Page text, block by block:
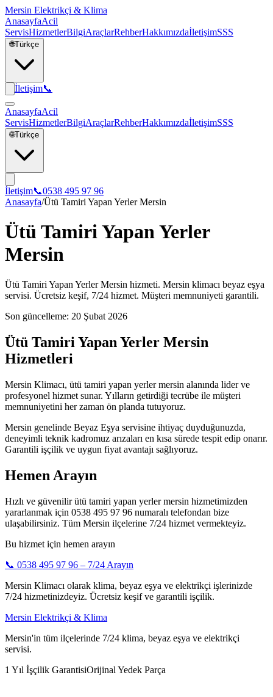
Mersin Elektrikçi & Klima
AnasayfaAcil
ServisHizmetlerBilgiAraçlarRehberHakkımızdaİletişimSSS
🌐Türkçe
İletişim📞
AnasayfaAcil
ServisHizmetlerBilgiAraçlarRehberHakkımızdaİletişimSSS
🌐Türkçe
İletişim📞0538 495 97 96
Anasayfa/Ütü Tamiri Yapan Yerler Mersin
Ütü Tamiri Yapan Yerler
Mersin
Ütü Tamiri Yapan Yerler Mersin hizmeti. Mersin klimacı beyaz eşya
servisi. Ücretsiz keşif, 7/24 hizmet. Müşteri memnuniyeti garantili.
Son güncelleme: 20 Şubat 2026
Ütü Tamiri Yapan Yerler Mersin
Hizmetleri
Mersin Klimacı, ütü tamiri yapan yerler mersin alanında lider ve
profesyonel hizmet sunar. Yılların getirdiği tecrübe ile müşteri
memnuniyetini her zaman ön planda tutuyoruz.
Mersin genelinde Beyaz Eşya servisine ihtiyaç duyduğunuzda,
deneyimli teknik kadromuz arızaları en kısa sürede tespit edip onarır.
Garantili işçilik ve uygun fiyat avantajı sağlıyoruz.
Hemen Arayın
Hızlı ve güvenilir ütü tamiri yapan yerler mersin hizmetimizden
yararlanmak için 0538 495 97 96 numaralı telefondan bize
ulaşabilirsiniz. Tüm Mersin ilçelerine 7/24 hizmet vermekteyiz.
Bu hizmet için hemen arayın
📞 0538 495 97 96 – 7/24 Arayın
Mersin Klimacı olarak klima, beyaz eşya ve elektrikçi işlerinizde
7/24 hizmetinizdeyiz. Ücretsiz keşif ve garantili işçilik.
Mersin Elektrikçi & Klima
Mersin'in tüm ilçelerinde 7/24 klima, beyaz eşya ve elektrikçi
servisi.
1 Yıl İşçilik GarantisiOrijinal Yedek Parça